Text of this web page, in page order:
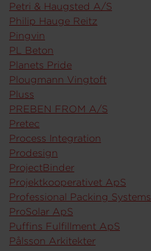
Petri & Haugsted A/S
Philip Hauge Reitz
Pingvin
PL Beton
Planets Pride
Plougmann Vingtoft
Pluss
PREBEN FROM A/S
Pretec
Process Integration
Prodesign
ProjectBinder
Projektkooperativet ApS
Professional Packing Systems
ProSolar ApS
Puffins Fulfillment ApS
Pålsson Arkitekter